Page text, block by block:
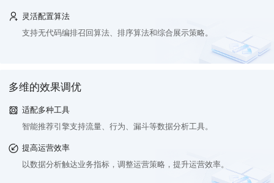
灵活配置算法
支持无代码编排召回算法、排序算法和综合展示策略。
多维的效果调优
适配多种工具
智能推荐引擎支持流量、行为、漏斗等数据分析工具。
提高运营效率
以数据分析触达业务指标，调整运营策略，提升运营效率。